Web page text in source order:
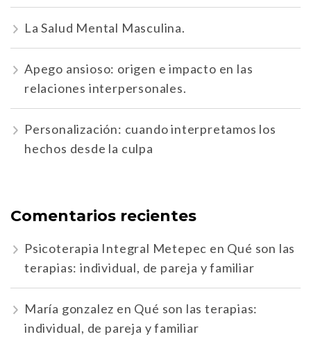
La Salud Mental Masculina.
Apego ansioso: origen e impacto en las
relaciones interpersonales.
Personalización: cuando interpretamos los
hechos desde la culpa
Comentarios recientes
Psicoterapia Integral Metepec en Qué son las
terapias: individual, de pareja y familiar
María gonzalez en Qué son las terapias:
individual, de pareja y familiar